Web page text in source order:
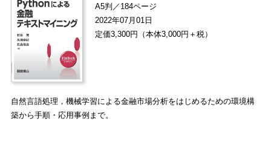
A5判／184ページ
2022年07月01日
定価3,300円（本体3,000円＋税）
自然言語処理，機械学習による金融市場分析をはじめるための環境構
築から手順・応用事例まで。